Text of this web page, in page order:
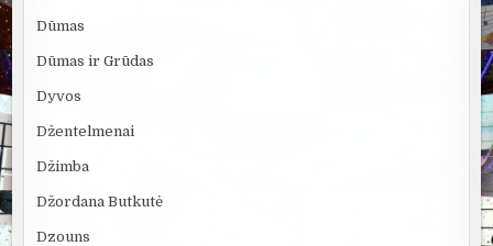
Dūmas
Dūmas ir Grūdas
Dyvos
Džentelmenai
Džimba
Džordana Butkutė
Dzouns